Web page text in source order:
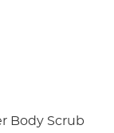
Body Scrub